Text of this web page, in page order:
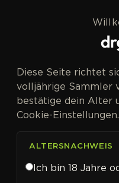
Diese Seite richtet
volljährige Sammler
bestätige dein Alter
Cookie-Einstellungen.
ALTERSNACHWEIS
Ich bin 18 Jahre